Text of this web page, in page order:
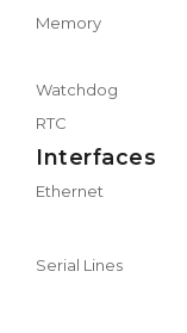
Memory
Watchdog
RTC
Interfaces
Ethernet
Serial Lines